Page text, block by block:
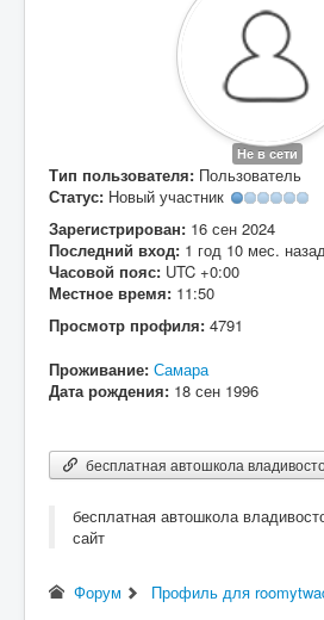
Не в сети
Тип пользователя: Пользователь
Статус: Новый участник
Зарегистрирован: 16 сен 2024
Последний вход: 1 год 10 мес.
Часовой пояс: UTC +0:00
Местное время: 11:50
Просмотр профиля: 4791
Проживание: Самара
Дата рождения: 18 сен 1996
бесплатная автошкола
бесплатная автошкола
сайт
Форум Профиль для